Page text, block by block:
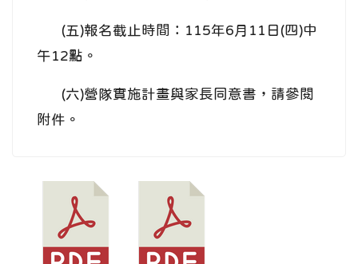
(五)報名截止時間：115年6月11日(四)中
午12點。
(六)營隊實施計畫與家長同意書，請參閱
附件。